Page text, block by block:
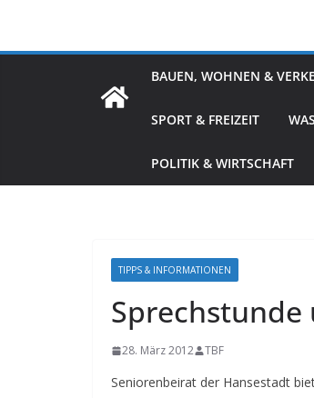
BAUEN, WOHNEN &
SPORT & FREIZEIT
POLITIK & WIRTSCHAFT
TIPPS & INFORMATIONEN
28. März 2012 TBF
Seniorenbeirat der Hansestadt